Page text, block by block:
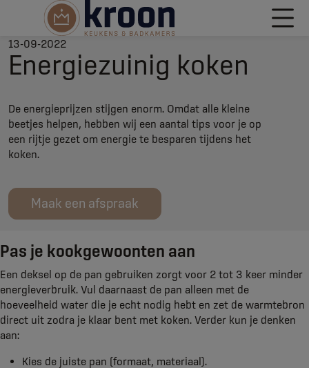
13-09-2022
Energiezuinig koken
De energieprijzen stijgen enorm. Omdat alle kleine
beetjes helpen, hebben wij een aantal tips voor je op
een rijtje gezet om energie te besparen tijdens het
koken.
Maak een afspraak
Pas je kookgewoonten aan
Een deksel op de pan gebruiken zorgt voor 2 tot 3 keer minder
energieverbruik. Vul daarnaast de pan alleen met de
hoeveelheid water die je echt nodig hebt en zet de warmtebron
direct uit zodra je klaar bent met koken. Verder kun je denken
aan:
Kies de juiste pan (formaat, materiaal).